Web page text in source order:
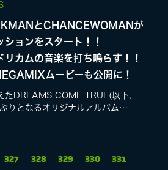
とCHANCEWOMANが
ションをスタート！！
カムの音楽を打ち鳴らす！！
ムービーも公開に！
たDREAMS COME TRUE(以下、
りとなるオリジナルアルバム
327 328 329 330 331